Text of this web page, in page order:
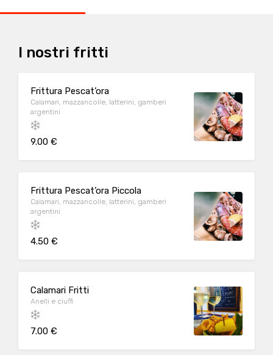
I nostri fritti
Frittura Pescat’ora
Calamari, mazzancolle, latterini, gamberi
argentini
9.00 €
Frittura Pescat’ora Piccola
Calamari, mazzancolle, latterini, gamberi
argentini
4.50 €
Calamari Fritti
Anelli e ciuffi
7.00 €